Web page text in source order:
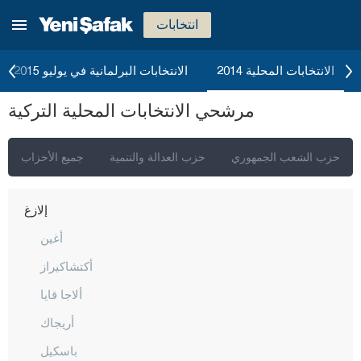
انتخابات
الانتخابات البرلمانية في يوليو 2015 الانتخابات المحلية 2014
مرشحي الانتخابات المحلية التركية
جميع الأحزاب حزب العدالة والتنمية حزب الشعب الجمهوري
شانكيري
جوروم
دينيزلي
دياربكر
أدرنة
إلازغ
أغين
أكتشاكيراز
ألاجا قايا
أريجاك
باسكيل